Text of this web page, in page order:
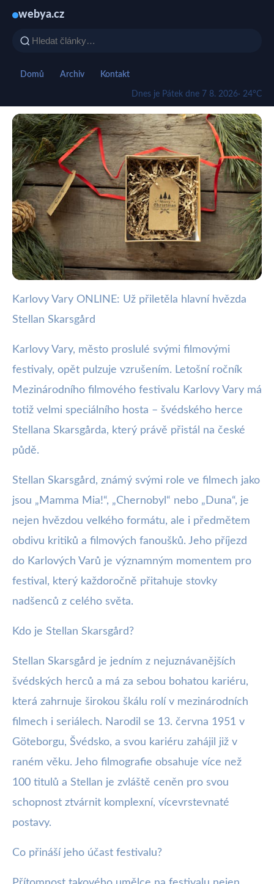
webya.cz
Domů Archiv Kontakt
Dnes je Pátek dne 7 8. 2026· 24°C
webya.cz
Stellan Skarsgård přistál v
Karlových Varech na filmový
festival!
Karlovy Vary ONLINE: Už přiletěla hlavní hvězda
Stellan Skarsgård
Karlovy Vary, město proslulé svými filmovými
festivaly, opět pulzuje vzrušením. Letošní ročník
Mezinárodního filmového festivalu Karlovy Vary má
totiž velmi speciálního hosta – švédského herce
Stellana Skarsgårda, který právě přistál na české
půdě.
Stellan Skarsgård, známý svými role ve filmech jako
jsou „Mamma Mia!“, „Chernobyl“ nebo „Duna“, je
nejen hvězdou velkého formátu, ale i předmětem
obdivu kritiků a filmových fanoušků. Jeho příjezd
do Karlových Varů je významným momentem pro
festival, který každoročně přitahuje stovky
nadšenců z celého světa.
Kdo je Stellan Skarsgård?
Stellan Skarsgård je jedním z nejuznávanějších
švédských herců a má za sebou bohatou kariéru,
která zahrnuje širokou škálu rolí v mezinárodních
filmech i seriálech. Narodil se 13. června 1951 v
Göteborgu, Švédsko, a svou kariéru zahájil již v
raném věku. Jeho filmografie obsahuje více než
100 titulů a Stellan je zvláště ceněn pro svou
schopnost ztvárnit komplexní, vícevrstevnaté
postavy.
Co přináší jeho účast festivalu?